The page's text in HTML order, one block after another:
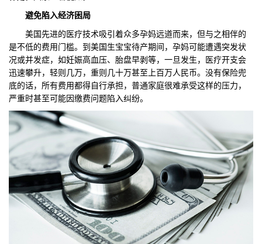
避免陷入经济困局
美国先进的医疗技术吸引着众多孕妈远道而来，但与之相伴的
是不低的费用门槛。到美国生宝宝待产期间，孕妈可能遭遇突发状
况或并发症，如妊娠高血压、胎盘早剥等，一旦发生，医疗开支会
迅速攀升，轻则几万，重则几十万甚至上百万人民币。没有保险兜
底的话，所有费用都得自行承担，普通家庭很难承受这样的压力，
严重时甚至可能因缴费问题陷入纠纷。